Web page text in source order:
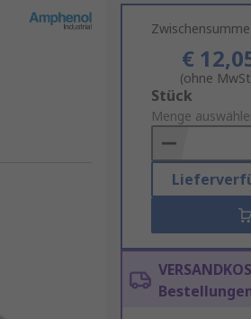
€
(ohne
Add
to
Basket
Stück
Menge